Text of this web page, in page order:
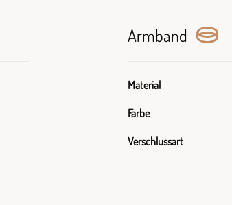
Armband
Material
Farbe
Verschlussart